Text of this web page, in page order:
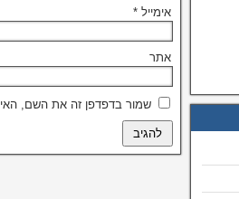
אימייל*
אתר
שמור בדפדפן זה את השם,